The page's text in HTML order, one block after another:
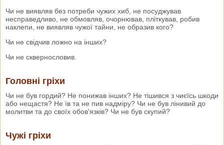
Чи не виявляв без потреби чужих хиб, не посуджував
несправедливо, не обмовляв, очорнював, пліткував, робив
наклепи, не виявляв чужої тайни, не образив кого?
Чи не свідчив ложно на інших?
Чи не сквернословив.
Головні гріхи
Чи не був гордий? Не понижав інших? Не тішився з чиєїсь шкоди
або нещастя? Не їв та не пив надміру? Чи не був лінивий до
молитви та до своїх обов'язків? Чи не був скупий?
Чужі гріхи